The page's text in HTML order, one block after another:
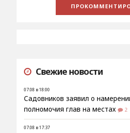
Свежие новости
07.08 в 18:00
Садовников заявил о
полномочия глав на местах
2
07.08 в 17:37